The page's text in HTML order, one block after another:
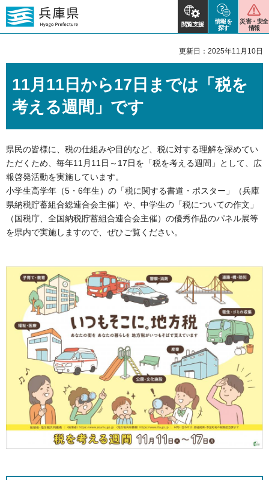
閲覧支援
情報を
探す
災害・安全
情報
更新日：2025年11月10日
11月11日から17日までは「税を
考える週間」です
県民の皆様に、税の仕組みや目的など、税に対する理解を深めてい
ただくため、毎年11月11日～17日を「税を考える週間」として、広
報啓発活動を実施しています。
小学生高学年（5・6年生）の「税に関する書道・ポスター」（兵庫
県納税貯蓄組合総連合会主催）や、中学生の「税についての作文」
（国税庁、全国納税貯蓄組合連合会主催）の優秀作品のパネル展等
を県内で実施しますので、ぜひご覧ください。